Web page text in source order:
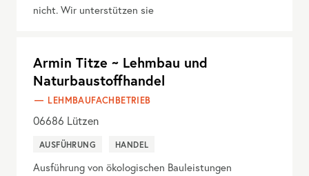
nicht. Wir unterstützen sie
Armin Titze ~ Lehmbau und
Naturbaustoffhandel
LEHMBAUFACHBETRIEB
06686 Lützen
AUSFÜHRUNG HANDEL
Ausführung von ökologischen Bauleistungen